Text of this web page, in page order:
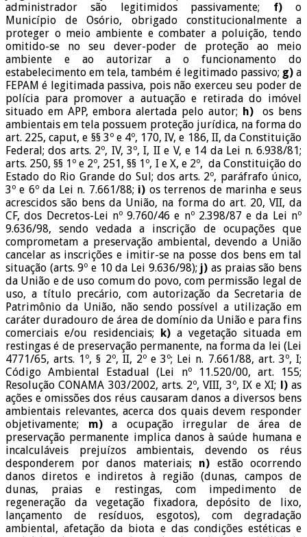
administrador são legitimidos passivamente; f)o
Município de Osório, obrigado constitucionalmente a
proteger o meio ambiente e combater a poluição, tendo
omitido-se no seu dever-poder de proteção ao meio
ambiente e ao autorizar a o funcionamento do
estabelecimento em tela, também é legitimado passivo; g)a
FEPAM é legitimada passiva, pois não exerceu seu poder de
polícia para promover a autuação e retirada do imóvel
situado em APP, embora alertada pelo autor; h)os bens
ambientais em tela possuem proteção jurídica, na forma do
art. 225, caput, e §§ 3º e 4º, 170, IV, e 186, II, da Constituição
Federal; dos arts. 2º, IV, 3º, I, II e V, e 14 da Lei n. 6.938/81;
arts. 250, §§ 1º e 2º, 251, §§ 1º, I e X, e 2º, da Constituição do
Estado do Rio Grande do Sul; dos arts. 2º, paráfrafo único,
3º e 6º da Lei n. 7.661/88; i) os terrenos de marinha e seus
acrescidos são bens da União, na forma do art. 20, VII, da
CF, dos Decretos-Lei nº 9.760/46 e nº 2.398/87 e da Lei nº
9.636/98, sendo vedada a inscrição de ocupações que
comprometam a preservação ambiental, devendo a União
cancelar as inscrições e imitir-se na posse dos bens em tal
situação (arts. 9º e 10 da Lei 9.636/98); j) as praias são bens
da União e de uso comum do povo, com permissão legal de
uso, a título precário, com autorização da Secretaria de
Patrimônio da União, não sendo possível a utilização em
caráter duradouro de área de domínio da União e para fins
comerciais e/ou residenciais;
k) a vegetação situada em
restingas é de preservação permanente, na forma da lei (Lei
4771/65, arts. 1º, § 2º, II, 2º e 3º; Lei n. 7.661/88, art. 3º, I;
Código Ambiental Estadual (Lei nº 11.520/00, art. 155;
Resolução CONAMA 303/2002, arts. 2º, VIII, 3º, IX e XI;
l)as
ações e omissões dos réus causaram danos a diversos bens
ambientais relevantes, acerca dos quais devem responder
objetivamente; m)a ocupação irregular de área de
preservação permanente implica danos à saúde humana e
incalculáveis prejuízos ambientais, devendo os réus
desponderem por danos materiais; n) estão ocorrendo
danos diretos e indiretos à região (dunas, campos de
dunas, praias e restingas, com impedimento de
regeneração da vegetação fixadora, depósito de lixo,
lançamento de resíduos, esgotos), com degradação
ambiental, afetação da biota e das condições estéticas e